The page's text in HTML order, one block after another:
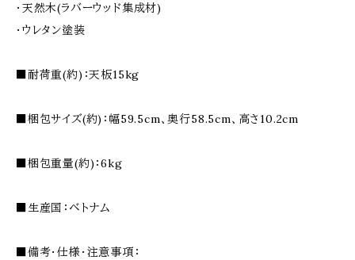
・天然木(ラバーウッド集成材)
・ウレタン塗装
■耐荷重(約)：天板15kg
■梱包サイズ(約)：幅59.5cm、奥行58.5cm、高さ10.2cm
■梱包重量(約)：6kg
■生産国：ベトナム
■備考・仕様・注意事項：